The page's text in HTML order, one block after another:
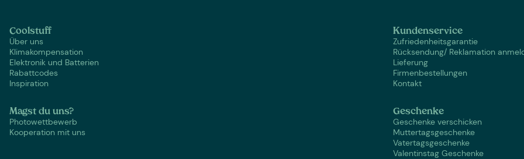
Coolstuff
Über uns
Klimakompensation
Elektronik und Batterien
Rabattcodes
Inspiration
Kundenservice
Zufriedenheitsgarantie
Rücksendung/ Reklamation
Lieferung
Firmenbestellungen
Kontakt
Magst du uns?
Photowettbewerb
Kooperation mit uns
Geschenke
Geschenke verschicken
Muttertagsgeschenke
Vatertagsgeschenke
Valentinstag Geschenke